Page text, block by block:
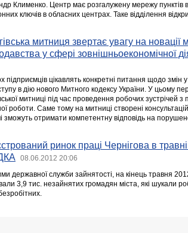
Клименко. Центр має розгалужену мережу пунктів
ключів в обласних центрах. Таке відділення
митниця звертає увагу на новації
у сфері зовнішньоекономічної
підприємців цікавлять конкретні питання щодо змін
в дію нового Митного кодексу України. У цьому
митниці під час проведення робочих зустрічей
роботи. Саме тому на митниці створені
зможуть отримати компетентну відповідь на
ринок праці Чернігова в
08.06.2012 20:06
державної служби зайнятості, на кінець травня 2012
3,9 тис. незайнятих громадян міста, які шукали